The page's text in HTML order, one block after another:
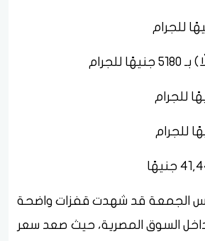
الجمعة قد شهدت قفزات واضحة
السوق المصرية، حيث صعد سعر